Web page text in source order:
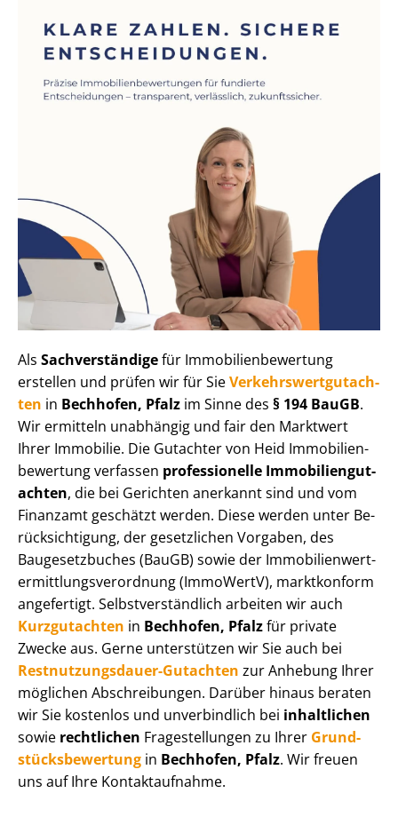
Als Sachverständigefür Im­mo­bi­li­en­be­wer­tung
erstellen und prüfen wir für SieVer­kehrs­wert­gut­ach­
ten in Bechhofen, Pfalz im Sinne des § 194 BauGB.
Wir ermitteln unabhängig und fair den Marktwert
Ihrer Immobilie. Die Gutachter von Heid Im­mo­bi­li­en­
be­wer­tung verfassen professionelle Im­mo­bi­li­en­gut­
ach­ten, die bei Gerichten anerkannt sind und vom
Finanzamt geschätzt werden. Diese werden unter Be­
rück­sich­ti­gung, der gesetzlichen Vorgaben, des
Baugesetzbuches (BauGB) sowie der Im­mo­bi­li­en­wert­
ermitt­lungs­ver­ord­nung (ImmoWertV), marktkonform
angefertigt. Selbst­ver­ständ­lich arbeiten wir auch
Kurzgutachten in Bechhofen, Pfalzfür private
Zwecke aus. Gerne unterstützen wir Sie auch bei
Rest­nut­zungs­dau­er-Gutachten zur Anhebung Ihrer
möglichen Abschreibungen. Darüber hinaus beraten
wir Sie kostenlos und unverbindlich bei inhaltlichen
sowie rechtlichen Fragestellungen zu Ihrer Grund­
stücks­be­wer­tung in Bechhofen, Pfalz. Wir freuen
uns auf Ihre Kontaktaufnahme.